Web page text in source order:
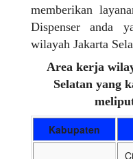
memberikan
Dispenser anda
wilayah Jakarta
Area kerja
Selatan yang
Kabupaten